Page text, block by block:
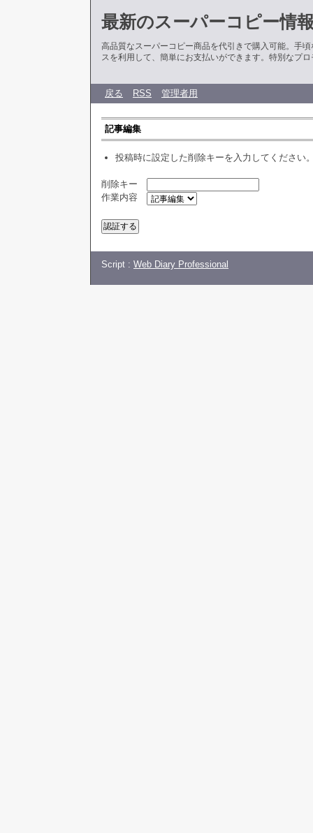
最新のスーパーコピー情
高品質なスーパーコピー商品を代引きで購入可能。手
スを利用して、簡単にお支払いができます。特別なプ
戻る RSS 管理者用
記事編集
投稿時に設定した削除キーを入力してください
削除キー
作業内容
Script : Web Diary Professional